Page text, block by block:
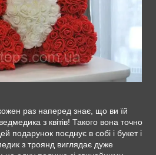
раз наперед знає, що ви їй
з квітів! Такого вона точно
подарунок поєднує в собі і букет і
з троянд виглядає дуже